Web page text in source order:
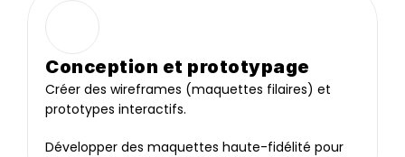
Conception et prototypage
Créer des wireframes (maquettes filaires) et
prototypes interactifs.
Développer des maquettes haute-fidélité pour